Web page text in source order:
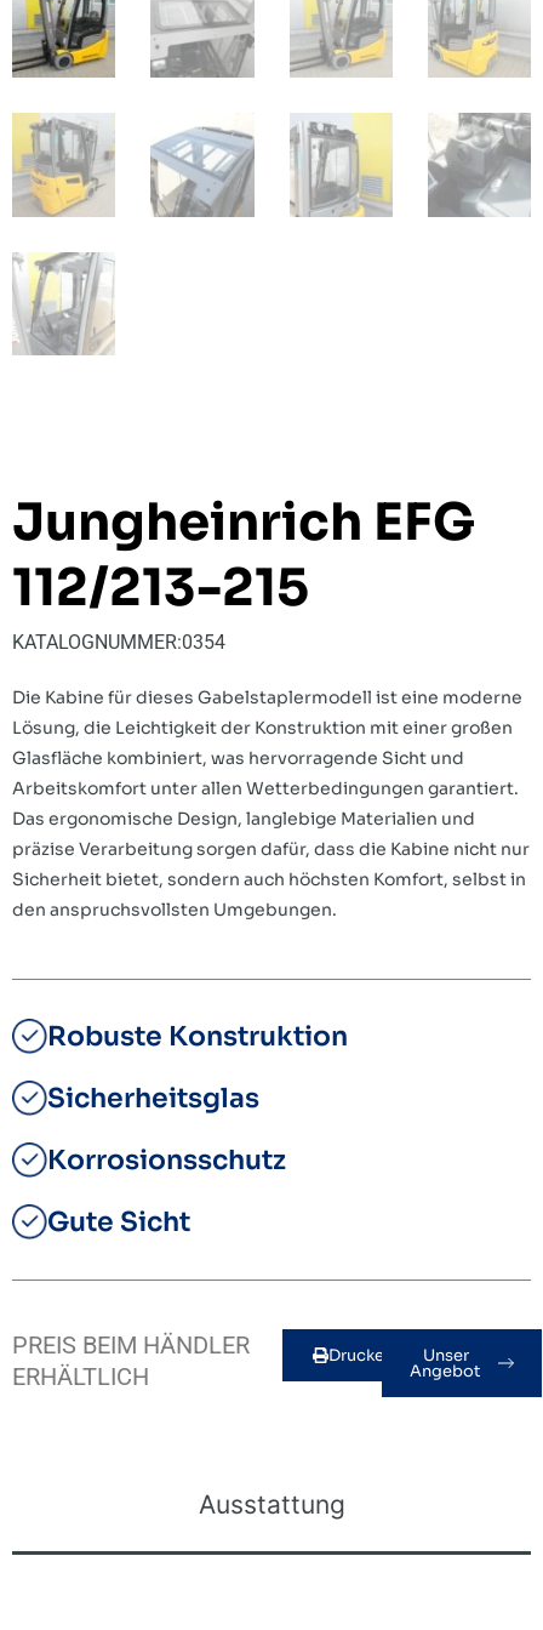
Jungheinrich EFG
112/213-215
KATALOGNUMMER:0354
Die Kabine für dieses Gabelstaplermodell ist eine moderne
Lösung, die Leichtigkeit der Konstruktion mit einer großen
Glasfläche kombiniert, was hervorragende Sicht und
Arbeitskomfort unter allen Wetterbedingungen garantiert.
Das ergonomische Design, langlebige Materialien und
präzise Verarbeitung sorgen dafür, dass die Kabine nicht nur
Sicherheit bietet, sondern auch höchsten Komfort, selbst in
den anspruchsvollsten Umgebungen.
Robuste Konstruktion
Sicherheitsglas
Korrosionsschutz
Gute Sicht
PREIS BEIM HÄNDLER
ERHÄLTLICH
Drucken Unser
Angebot
Ausstattung